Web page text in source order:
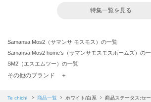
特集一覧を見る
Samansa Mos2（サマンサ モスモス）の一覧
Samansa Mos2 home's（サマンサモスモスホームズ）の
SM2（エスエムツー）の一覧
TSUHARU by Samansa Mos2（ツハルバイサマンサモスモ
Samansa Mos2 blue（サマンサモスモス ブルー）の一覧
その他のブランド ＋
Te chichi 商品一覧 ホワイト/白系 商品ステータス:セ